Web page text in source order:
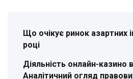
Що очікує ринок азартних
році
Діяльність онлайн-казино в
Аналітичний огляд